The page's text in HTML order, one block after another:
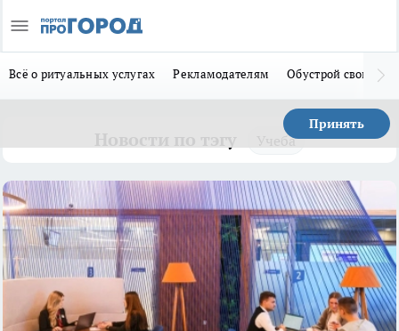
Всё о ритуальных услугах Рекламодателям Обустрой свой дом
Принять
Учеба